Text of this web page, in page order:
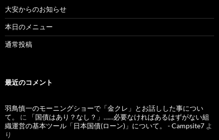
大安からのお知らせ
本日のメニュー
通常投稿
最近のコメント
羽鳥慎一のモーニングショーで「金クレ」とお話しした事につい
て。
に
「国債はあり？なし？」……必要なければあるはずがない組
織運営の基本ツール「日本国債(ローン)」について。 - Campsite7 よ
り